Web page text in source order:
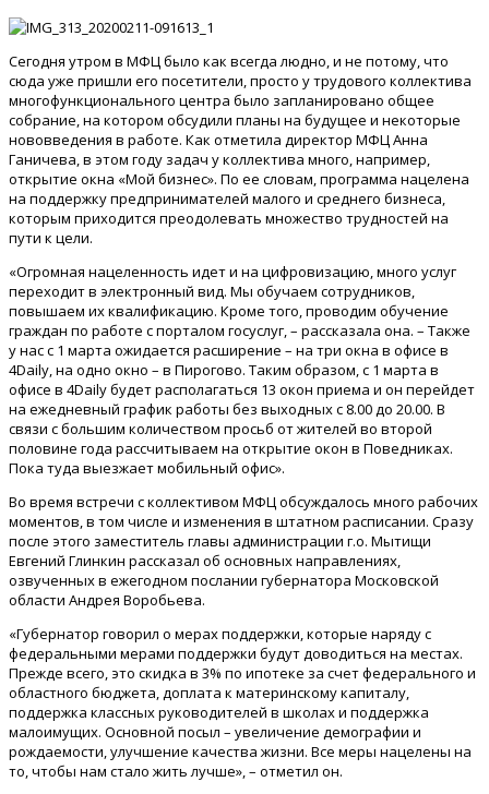
Сегодня утром в МФЦ было как всегда людно, и не потому, что
сюда уже пришли его посетители, просто у трудового коллектива
многофункционального центра было запланировано общее
собрание, на котором обсудили планы на будущее и некоторые
нововведения в работе. Как отметила директор МФЦ Анна
Ганичева, в этом году задач у коллектива много, например,
открытие окна «Мой бизнес». По ее словам, программа нацелена
на поддержку предпринимателей малого и среднего бизнеса,
которым приходится преодолевать множество трудностей на
пути к цели.
«Огромная нацеленность идет и на цифровизацию, много услуг
переходит в электронный вид. Мы обучаем сотрудников,
повышаем их квалификацию. Кроме того, проводим обучение
граждан по работе с порталом госуслуг, – рассказала она. – Также
у нас с 1 марта ожидается расширение – на три окна в офисе в
4Daily, на одно окно – в Пирогово. Таким образом, с 1 марта в
офисе в 4Daily будет располагаться 13 окон приема и он перейдет
на ежедневный график работы без выходных с 8.00 до 20.00. В
связи с большим количеством просьб от жителей во второй
половине года рассчитываем на открытие окон в Поведниках.
Пока туда выезжает мобильный офис».
Во время встречи с коллективом МФЦ обсуждалось много рабочих
моментов, в том числе и изменения в штатном расписании. Сразу
после этого заместитель главы администрации г.о. Мытищи
Евгений Глинкин рассказал об основных направлениях,
озвученных в ежегодном послании губернатора Московской
области Андрея Воробьева.
«Губернатор говорил о мерах поддержки, которые наряду с
федеральными мерами поддержки будут доводиться на местах.
Прежде всего, это скидка в 3% по ипотеке за счет федерального и
областного бюджета, доплата к материнскому капиталу,
поддержка классных руководителей в школах и поддержка
малоимущих. Основной посыл – увеличение демографии и
рождаемости, улучшение качества жизни. Все меры нацелены на
то, чтобы нам стало жить лучше», – отметил он.